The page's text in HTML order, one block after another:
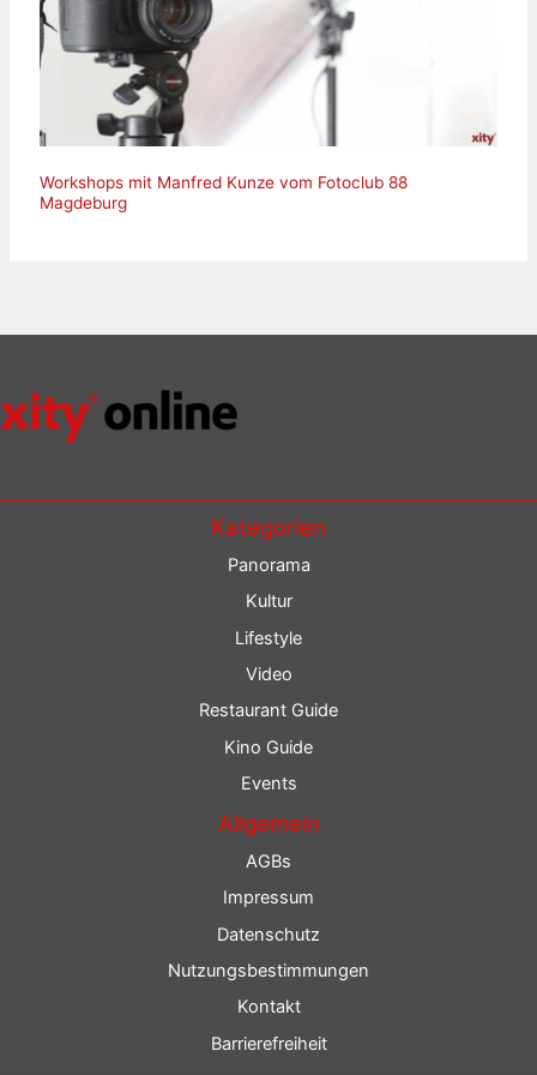
Workshops mit Manfred Kunze vom Fotoclub 88
Magdeburg
Kategorien
Panorama
Kultur
Lifestyle
Video
Restaurant Guide
Kino Guide
Events
Allgemein
AGBs
Impressum
Datenschutz
Nutzungsbestimmungen
Kontakt
Barrierefreiheit